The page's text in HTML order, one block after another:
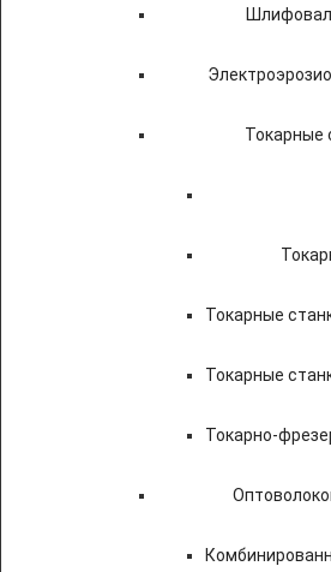
Токарные
Токарные
Токарные
Токарно-